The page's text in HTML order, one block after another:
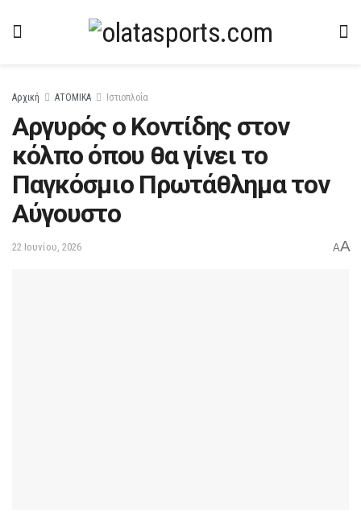
Αρχική ΑΤΟΜΙΚΑ Ιστιοπλοΐα
Αργυρός ο Κοντίδης στον
κόλπο όπου θα γίνει το
Παγκόσμιο Πρωτάθλημα τον
Αύγουστο
22 Ιουνίου, 2026 AA